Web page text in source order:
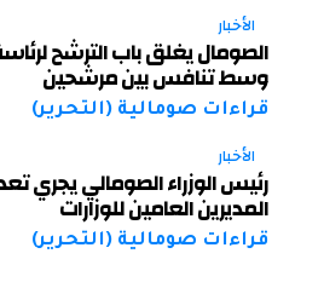
الأخبار
الصومال يغلق باب الترشح
وسط تنافس بين مرشحين
قراءات صومالية (التحرير)
الأخبار
رئيس الوزراء الصومالي يجري
المديرين العامين للوزارات
قراءات صومالية (التحرير)